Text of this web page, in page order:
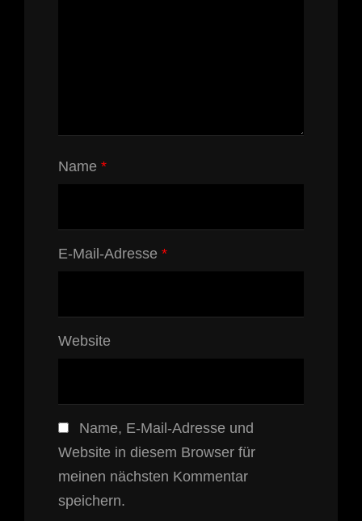
Name *
E-Mail-Adresse *
Website
Name, E-Mail-Adresse und
Website in diesem Browser für
meinen nächsten Kommentar
speichern.